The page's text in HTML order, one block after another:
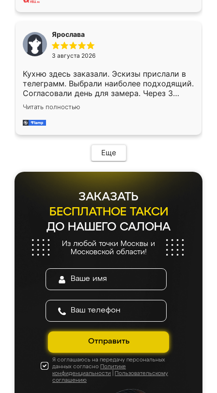
Ярослава
3 августа 2026
Кухню здесь заказали. Эскизы прислали в
телеграмм. Выбрали наиболее подходящий.
Согласовали день для замера. Через 3
недели кухня была уже готова. Остались
довольны работой. Спасибо Ренессанс
мебель за качественную работу!
Читать полностью
Еще
ЗАКАЗАТЬ
БЕСПЛАТНОЕ ТАКСИ
ДО НАШЕГО САЛОНА
Из любой точки Москвы и
Московской области!
Отправить
Я соглашаюсь на передачу персональных
данных согласно Политике
конфиденциальности
Пользовательскому
соглашению